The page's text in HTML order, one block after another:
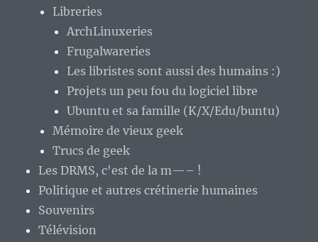
Libreries
ArchLinuxeries
Frugalwareries
Les libristes sont aussi des humains :)
Projets un peu fou du logiciel libre
Ubuntu et sa famille (K/X/Edu/buntu)
Mémoire de vieux geek
Trucs de geek
Les DRMS, c'est de la m—– !
Politique et autres crétinerie humaines
Souvenirs
Télévision